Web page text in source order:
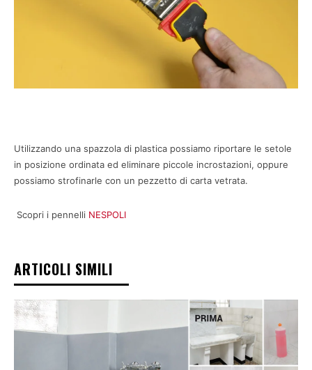
Utilizzando una spazzola di plastica possiamo riportare le setole
in posizione ordinata ed eliminare piccole incrostazioni, oppure
possiamo strofinarle con un pezzetto di carta vetrata.
Scopri i pennelli NESPOLI
ARTICOLI SIMILI